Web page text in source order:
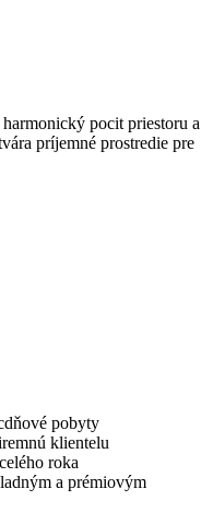
pocit priestoru a
príjemné prostredie pre
pobyty
klientelu
roka
a prémiovým